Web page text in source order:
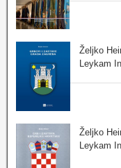
Željko
Leykam
Željko
Leykam